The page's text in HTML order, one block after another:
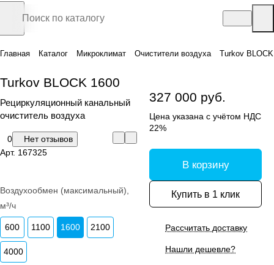
Главная Каталог Микроклимат Очистители воздуха Turkov
Turkov BLOCK 1600
Рециркуляционный канальный
очиститель воздуха
0
Нет отзывов
Арт. 167325
Воздухообмен (максимальный),
м³/ч
600 1100 1600 2100
4000
327 000 руб.
Цена указана с учётом НДС
22%
В корзину
Купить в 1 клик
Рассчитать доставку
Нашли дешевле?